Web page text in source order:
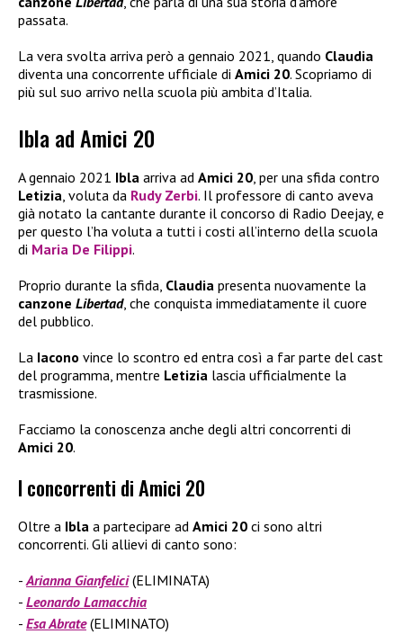
passata.
La vera svolta arriva però a gennaio 2021, quando Claudia
diventa una concorrente ufficiale di Amici 20. Scopriamo di
più sul suo arrivo nella scuola più ambita d’Italia.
Ibla ad Amici 20
A gennaio 2021 Ibla arriva ad Amici 20 , per una sfida contro
Letizia , voluta da Rudy Zerbi. Il professore di canto aveva
già notato la cantante durante il concorso di Radio Deejay, e
per questo l’ha voluta a tutti i costi all’interno della scuola
di Maria De Filippi.
Proprio durante la sfida, Claudia presenta nuovamente la
canzone Libertad, che conquista immediatamente il cuore
del pubblico.
La Iacono vince lo scontro ed entra così a far parte del cast
del programma, mentre Letizia lascia ufficialmente la
trasmissione.
Facciamo la conoscenza anche degli altri concorrenti di
Amici 20.
I concorrenti di Amici 20
Oltre a Ibla a partecipare ad Amici 20 ci sono altri
concorrenti. Gli allievi di canto sono:
Arianna Gianfelici(ELIMINATA)
Leonardo Lamacchia
Esa Abrate(ELIMINATO)